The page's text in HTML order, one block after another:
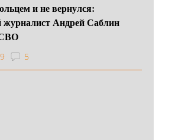
и не вернулся:
журналист Андрей Саблин
СВО
5